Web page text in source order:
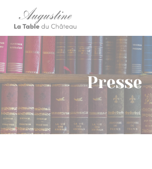
Personnalisation de vos choix en matière
Presse